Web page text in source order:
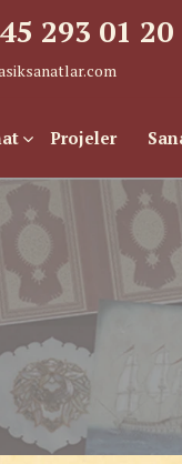
293 01 20
Projeler